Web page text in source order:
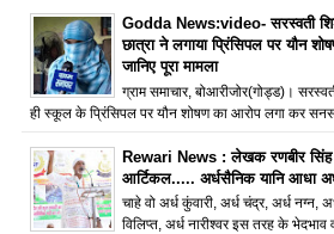
Godda News:video- सरस्वती
छात्रा ने लगाया प्रिंसिपल पर यौन
जानिए पूरा मामला
ग्राम समाचार, बोआरीजोर(गोड्ड)।
ही स्कूल के प्रिंसिपल पर यौन शोषण का आरोप लगा कर
Rewari News : लेखक रणबीर
आर्टिकल..... अर्धसैनिक यानि आधा
चाहे वो अर्ध कुंवारी, अर्ध चंद्र, अर्ध नग्न,
विलिप्त, अर्ध नारीश्वर इस तरह के भेदभाव